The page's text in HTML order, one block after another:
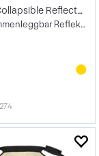
Profoto Collapsible Reflector Silv/Wh M
80cm Sammenleggbar Reflektor Sølv/Hvit